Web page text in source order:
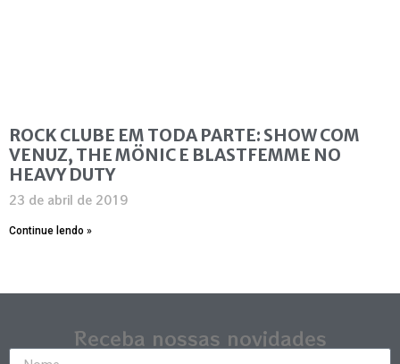
ROCK CLUBE EM TODA PARTE: SHOW COM
VENUZ, THE MÖNIC E BLASTFEMME NO
HEAVY DUTY
23 de abril de 2019
Continue lendo »
Receba nossas novidades